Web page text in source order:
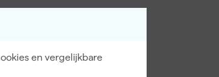
en vergelijkbare